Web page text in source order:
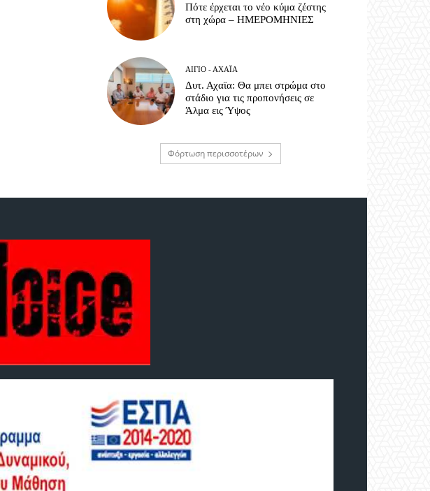
Πότε έρχεται το νέο κύμα ζέστης
στη χώρα – ΗΜΕΡΟΜΗΝΙΕΣ
ΑΊΓΙΟ - ΑΧΑΪ́Α
Δυτ. Αχαϊα: Θα μπει στρώμα στο
στάδιο για τις προπονήσεις σε
Άλμα εις Ύψος
Φόρτωση περισσοτέρων